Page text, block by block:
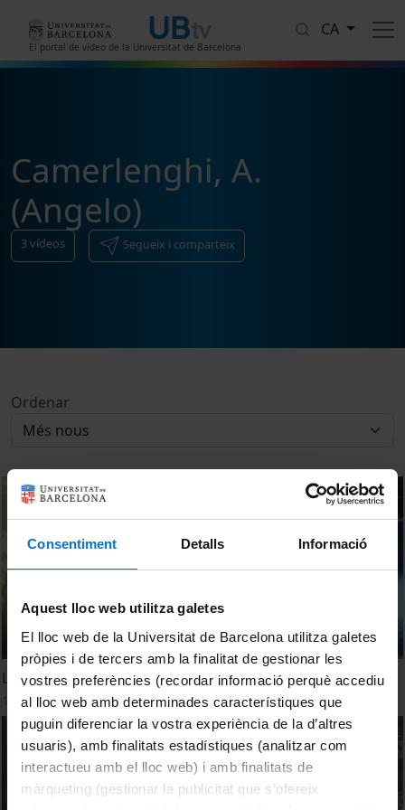
Consentiment Detalls Informació
Aquest lloc web utilitza galetes
El lloc web de la Universitat de Barcelona utilitza galetes
pròpies i de tercers amb la finalitat de gestionar les
vostres preferències (recordar informació perquè accediu
al lloc web amb determinades característiques que
puguin diferenciar la vostra experiència de la d’altres
usuaris), amb finalitats estadístiques (analitzar com
interactueu amb el lloc web) i amb finalitats de
màrqueting (gestionar la publicitat que s’ofereix
El portal de vídeo de la Universitat de Barcelona
CA
Camerlenghi, A.
(Angelo)
3vídeos Segueix i comparteix
Ordenar
La Universitat dels Nens i les Nenes de Catalunya. Clip
1 octubre, 2010